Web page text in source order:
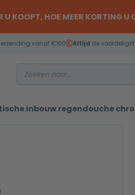
U KOOPT, HOE MEER KORTING
vanaf €100 Altijd de
inbouw regendouche